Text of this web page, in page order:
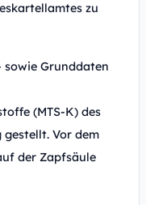
zu
sowie Grunddaten
(MTS-K) des
Vor dem
der Zapfsäule